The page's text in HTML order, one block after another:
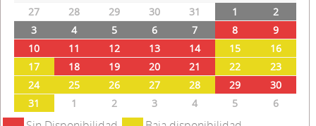
27 28 29 30 31 1
2
3
4 5 6 7 8
9
10
11 12 13 14 15
16
17
18 19 20 21 22
23
24
25 26 27 28 29
30
31
1 2 3 4 5 6